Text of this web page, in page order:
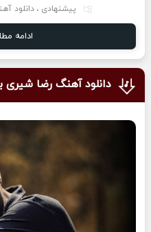
پیشنهادی ، دانلود
ادامه
دانلود آهنگ رضا شیری